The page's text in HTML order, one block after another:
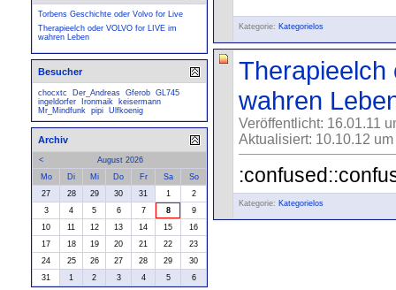
Kategorie: Kategorielos
Therapieelch
wahren
Veröffentlicht: 16.01.11
Aktualisiert: 10.10.12
Kategorie: Kategorielos
Torbens Geschichte oder Volvo for Live
Therapieelch oder VOLVO for LIVE im
wahren Leben
Besucher
chocxtc Der_Andreas Gferob GL745
ingeldorfer
Ironmaik
keisermann
Mr_Mindfunk pipi Ulfkoenig
Archiv
<
August 2026
Mo
Di Mi Do Fr Sa
So
27
28 29 30 31 1
2
3
4 5 6 7 8
9
10
11 12 13 14 15
16
17
18 19 20 21 22
23
24
25 26 27 28 29
30
31
1 2 3 4 5 6